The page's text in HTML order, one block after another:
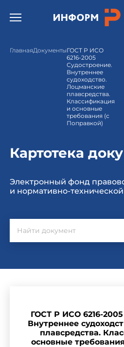
Открыть бургер меню.
ГлавнаяДокументыГОСТ Р ИСО
6216-2005
Судостроение.
Внутреннее
судоходство.
Лоцманские
плавсредства.
Классификация
и основные
требования (с
Поправкой)
Картотека
Электронный фонд
и нормативно-
ГОСТ Р ИСО 6216-
Внутреннее
плавсредства.
основные